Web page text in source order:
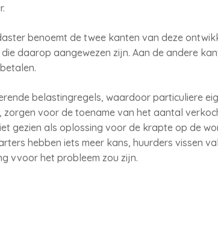
benoemt de twee kanten van deze
die daarop aangewezen zijn. Aan de andere
belastingregels, waardoor particuliere
zorgen voor de toename van het aantal
gezien als oplossing voor de krapte op de
hebben iets meer kans, huurders vissen
vvoor het probleem zou zijn.